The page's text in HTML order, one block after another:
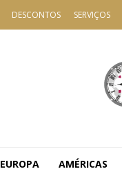
DESCONTOS SERVIÇOS
EUROPA AMÉRICAS